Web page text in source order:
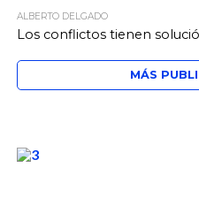
ALBERTO DELGADO
Los conflictos tienen
MÁS